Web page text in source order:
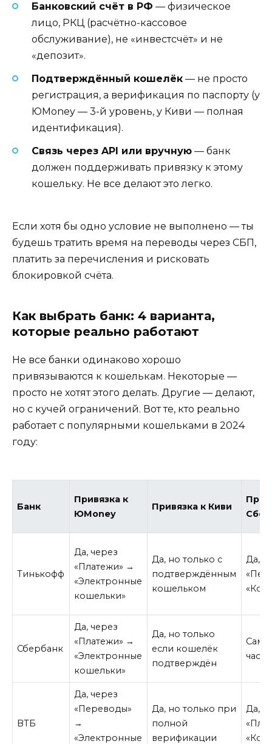
Банковский счёт в РФ — физическое
лицо, РКЦ (расчётно-кассовое
обслуживание), не «инвестсчёт» и не
«депозит».
Подтверждённый кошелёк — не просто
регистрация, а верификация по паспорту (у
ЮMoney — 3-й уровень, у Киви — полная
идентификация).
Связь через API или вручную — банк
должен поддерживать привязку к этому
кошельку. Не все делают это легко.
Если хотя бы одно условие не выполнено — ты
будешь тратить время на переводы через СБП,
платить за перечисления и рисковать
блокировкой счёта.
Как выбрать банк: 4 варианта,
которые реально работают
Не все банки одинаково хорошо
привязываются к кошелькам. Некоторые —
просто не хотят этого делать. Другие — делают,
но с кучей ограничений. Вот те, кто реально
работает с популярными кошельками в 2024
году:
Банк
Привязка к
ЮMoney
Привязка к Киви
Тинькофф
Да, через
«Платежи» →
«Электронные
кошельки»
Да, но только с
подтверждённым
кошельком
Да,
Сбербанк
Да, через
«Платежи» →
«Электронные
кошельки»
Да, но только
если кошелёк
подтверждён
Сам
ВТБ
Да, через
«Переводы»
→
«Электронные
Да, но только при
полной
верификации
Да,